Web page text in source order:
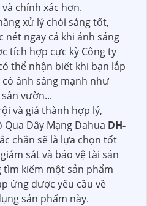
chính xác hơn.
xử lý chói sáng tốt,
nét ngay cả khi ánh sáng
tích hợp cực kỳ Công ty
thể nhận biết khi bạn lắp
ánh sáng mạnh như
vườn...
và giá thành hợp lý,
Qua Dây Mạng Dahua DH-
chắn sẽ là lựa chọn tốt
sát và bảo vệ tài sản
tìm kiếm một sản phẩm
ứng được yêu cầu về
sản phẩm này.